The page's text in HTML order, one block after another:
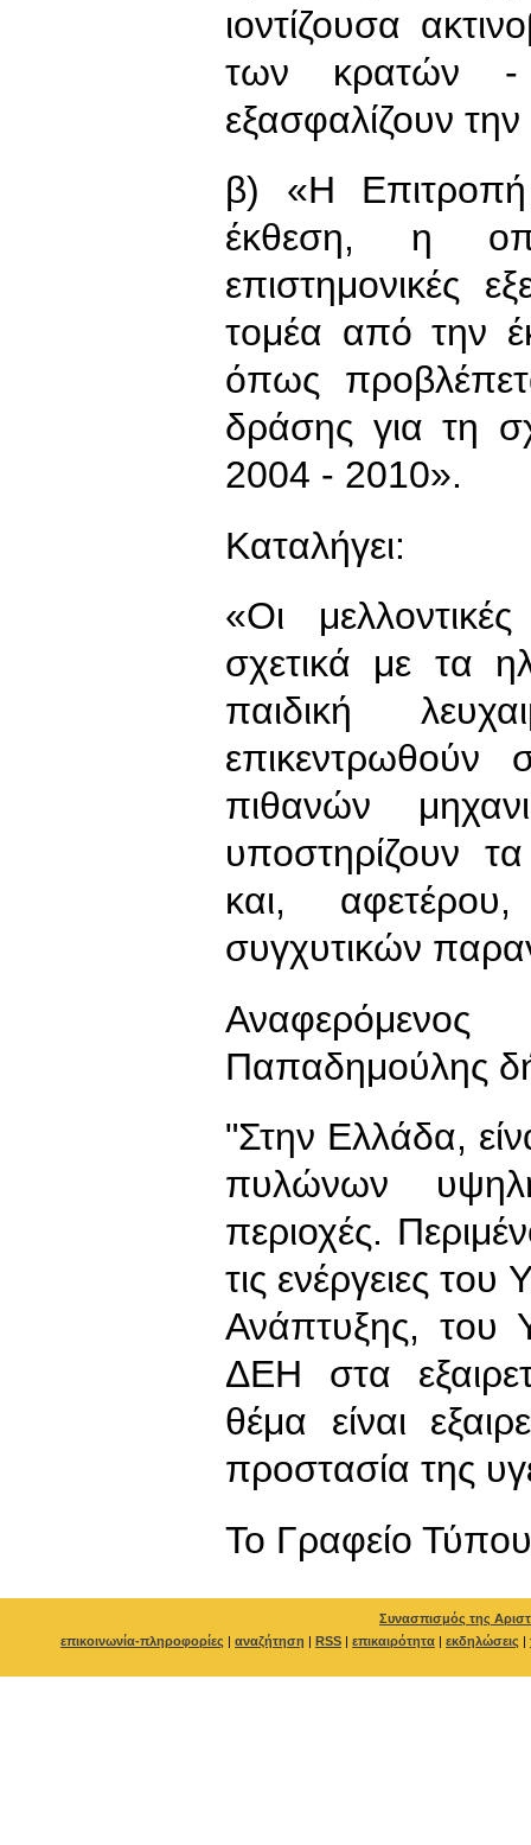
ιοντίζουσα
των κρατών -
εξασφαλίζουν
β) «Η Επιτροπή
έκθεση, η
επιστημονικές
τομέα από την
όπως
δράσης για τη
2004 - 2010».
Καταλήγει:
«Οι
σχετικά με τα
παιδική
επικεντρωθούν
πιθανών
υποστηρίζουν
και,
συγχυτικών
Παπαδημούλης
"Στην Ελλάδα,
πυλώνων
περιοχές.
τις ενέργειες
Ανάπτυξης, του
ΔΕΗ στα
θέμα είναι
προστασία της
To Γραφείο Τύπου
Συνασπισμός της
επικοινωνία-πληροφορίες | αναζήτηση | RSS | επικαιρότητα | εκδηλώσεις |